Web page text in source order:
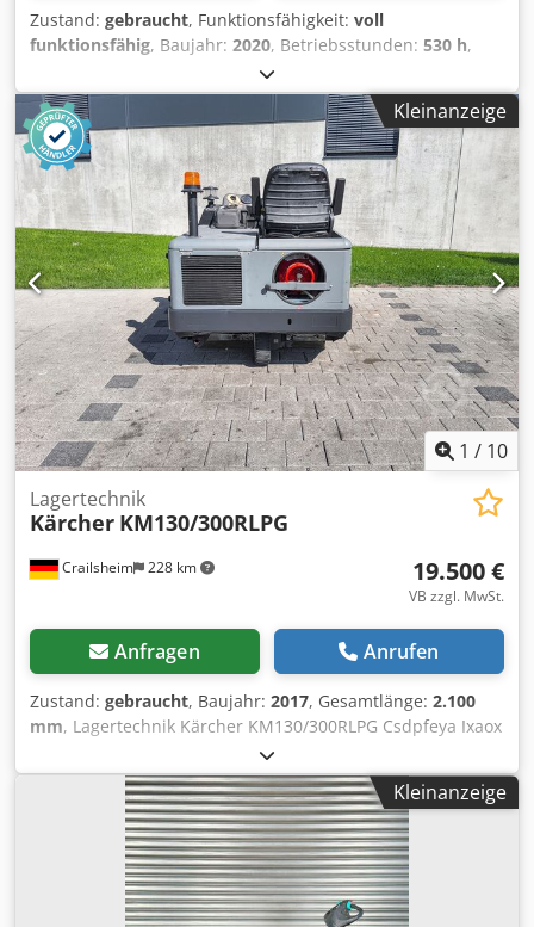
Zustand: gebraucht, Funktionsfähigkeit: voll
funktionsfähig, Baujahr: 2020, Betriebsstunden: 530 h,
, Vollfunktionsfähig Räder und Rollen
sollten erneuert werden, gerne gegen Aufpreis Sonst guter
Zustand Li-Ion System mit On-Board Ladegerät FEM (UVV)
gegen Aufpreis möglich Chsdpeycw I Nsfx Aqvoa
Kleinanzeige
1 / 10
Crailsheim 228 km
Lagertechnik
Kärcher KM130/300RLPG
19.500 €
VB zzgl. MwSt.
Anfragen Anrufen
Zustand: gebraucht, Baujahr: 2017, Gesamtlänge: 2.100
mm, Lagertechnik Kärcher KM130/300RLPG Csdpfeya Ixaox
Aqveha Antrieb Gas Baujahr 2017
Kleinanzeige